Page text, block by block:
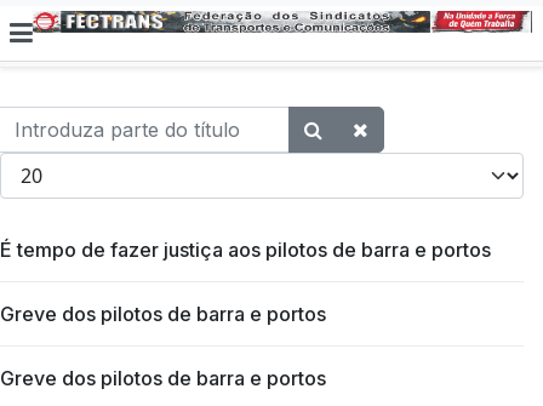
Introduza parte do título
Qtd. a exibir
É tempo de fazer justiça aos pilotos de barra e portos
Greve dos pilotos de barra e portos
Greve dos pilotos de barra e portos